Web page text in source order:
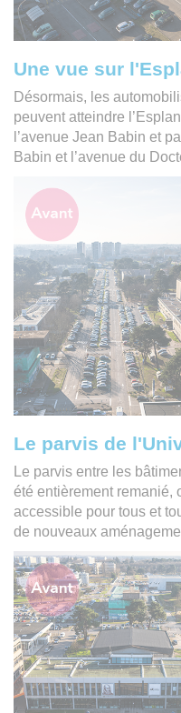
Une vue sur
Désormais, les
peuvent atteindre
l’avenue Jean Babin et
Babin et l’avenue du
Le parvis de
Le parvis entre les
été entièrement remanié,
accessible pour tous et
de nouveaux